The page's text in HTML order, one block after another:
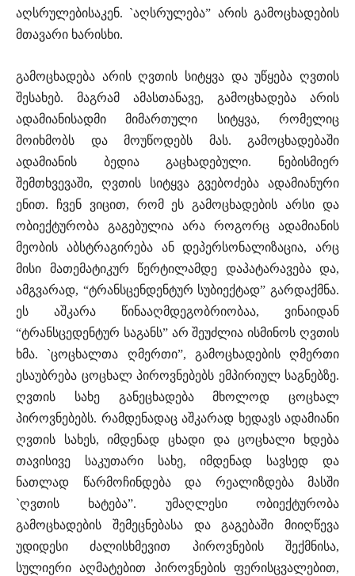
აღსრულებისაკენ. `აღსრულება” არის გამოცხადების
მთავარი ხარისხი.
გამოცხადება არის ღვთის სიტყვა და უწყება ღვთის
შესახებ. მაგრამ ამასთანავე, გამოცხადება არის
ადამიანისადმი მიმართული სიტყვა, რომელიც
მოიხმობს და მოუწოდებს მას. გამოცხადებაში
ადამიანის ბედია გაცხადებული. ნებისმიერ
შემთხვევაში, ღვთის სიტყვა გვებოძება ადამიანური
ენით. ჩვენ ვიცით, რომ ეს გამოცხადების არსი და
ობიექტურობა გაგებულია არა როგორც ადამიანის
მეობის აბსტრაგირება ან დეპერსონალიზაცია, არც
მისი მათემატიკურ წერტილამდე დაპატარავება და,
ამგვარად, “ტრანსცენდენტურ სუბიექტად” გარდაქმნა.
ეს აშკარა წინააღმდეგობრიობაა, ვინაიდან
“ტრანსცედენტურ საგანს” არ შეუძლია ისმინოს ღვთის
ხმა. `ცოცხალთა ღმერთი”, გამოცხადების ღმერთი
ესაუბრება ცოცხალ პიროვნებებს ემპირიულ საგნებზე.
ღვთის სახე განეცხადება მხოლოდ ცოცხალ
პიროვნებებს. რამდენადაც აშკარად ხედავს ადამიანი
ღვთის სახეს, იმდენად ცხადი და ცოცხალი ხდება
თავისივე საკუთარი სახე, იმდენად სავსედ და
ნათლად წარმოჩინდება და რეალიზდება მასში
`ღვთის ხატება”. უმაღლესი ობიექტურობა
გამოცხადების შემეცნებასა და გაგებაში მიიღწევა
უდიდესი ძალისხმევით პიროვნების შექმნისა,
სულიერი აღმატებით პიროვნების ფერისცვალებით,